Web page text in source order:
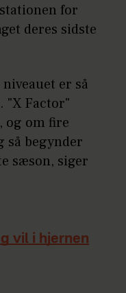
for
deres sidste
er så
"X Factor"
og om fire
så begynder
sæson, siger
vil i hjernen